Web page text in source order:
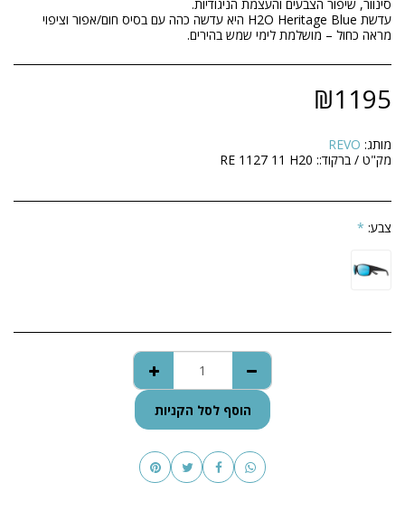
עדשת H2O Heritage Blue היא עדשה כהה עם בסיס חום/אפור וציפוי
מראה כחול – מושלמת לימי שמש בהירים.
₪1195
מותג: REVO
מק"ט / ברקוד:: RE 1127 11 H20
צבע: *
הוסף לסל הקניות